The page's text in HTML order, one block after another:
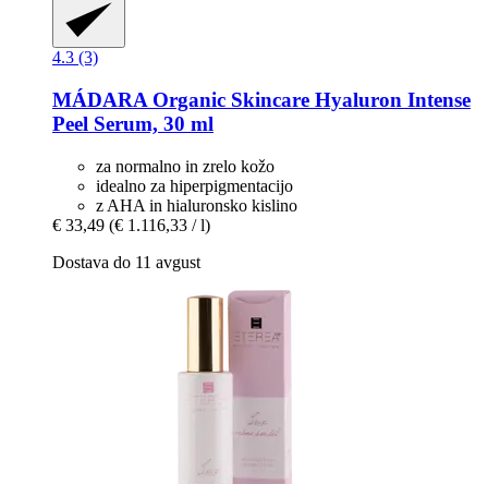
4.3 (3)
MÁDARA Organic Skincare Hyaluron Intense
Peel Serum, 30 ml
za normalno in zrelo kožo
idealno za hiperpigmentacijo
z AHA in hialuronsko kislino
€ 33,49 (€ 1.116,33 / l)
Dostava do 11 avgust